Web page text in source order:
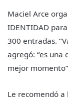
Maciel Arce
IDENTIDAD
300 entradas.
agregó: “es una
mejor
Le recomendó